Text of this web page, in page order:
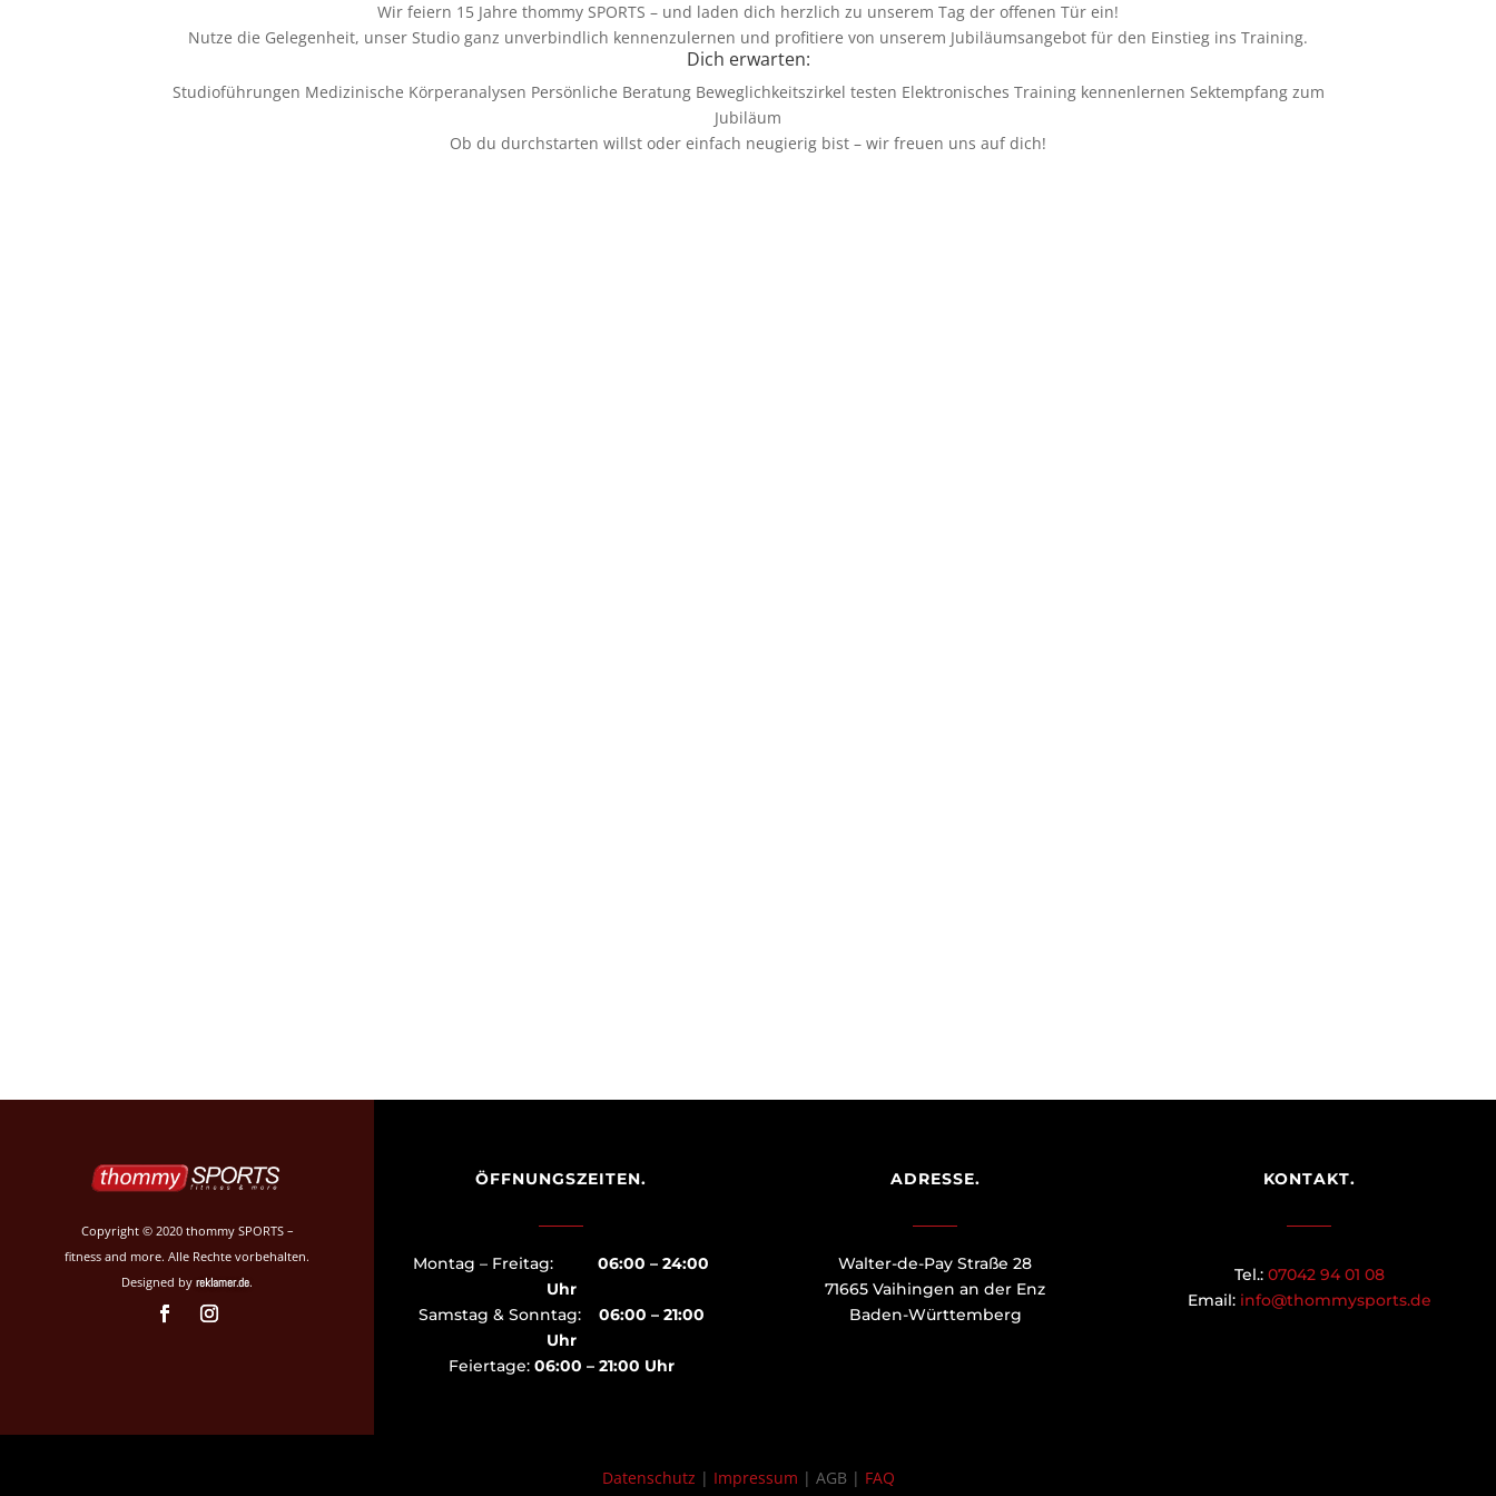
Wir feiern 15 Jahre thommy SPORTS – und laden dich herzlich zu unserem Tag der offenen Tür ein!
Nutze die Gelegenheit, unser Studio ganz unverbindlich kennenzulernen und profitiere von unserem Jubiläumsangebot für den Einstieg ins Training.
Dich erwarten:
Studioführungen Medizinische Körperanalysen Persönliche Beratung Beweglichkeitszirkel testen Elektronisches Training kennenlernen Sektempfang zum
Jubiläum
Ob du durchstarten willst oder einfach neugierig bist – wir freuen uns auf dich!
Copyright © 2020 thommy SPORTS –
fitness and more. Alle Rechte vorbehalten.
Designed by reklamer.de.
ÖFFNUNGSZEITEN.
Montag – Freitag: 06:00 – 24:00
Uhr
Samstag & Sonntag: 06:00 – 21:00
Uhr
Feiertage: 06:00 – 21:00 Uhr
ADRESSE.
Walter-de-Pay Straße 28
71665 Vaihingen an der Enz
Baden-Württemberg
KONTAKT.
Tel.: 07042 94 01 08
Email: info@thommysports.de
Datenschutz | Impressum | AGB | FAQ